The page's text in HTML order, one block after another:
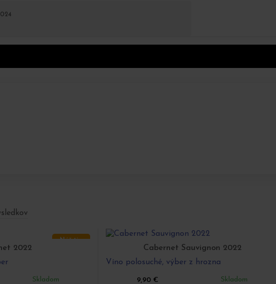
Náš tip
2022
Skladom
Cabernet Sauvignon 2022
Víno polosuché, výber z hrozna
9,90 € Skladom